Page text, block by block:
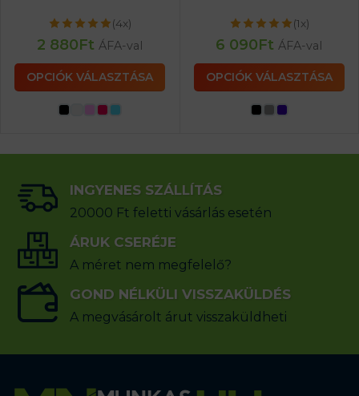
(4x)
2 880Ft ÁFA-val
OPCIÓK VÁLASZTÁSA
(1x)
6 090Ft ÁFA-val
OPCIÓK VÁLASZTÁSA
INGYENES SZÁLLÍTÁS
20000 Ft feletti vásárlás esetén
ÁRUK CSERÉJE
A méret nem megfelelő?
GOND NÉLKÜLI VISSZAKÜLDÉS
A megvásárolt árut visszaküldheti